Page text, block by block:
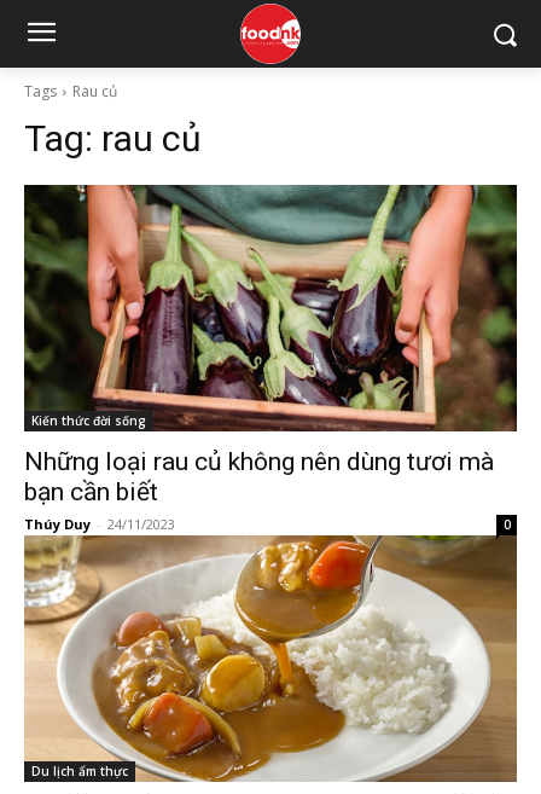
Tags Rau củ
Tag: rau củ
Kiến thức đời sống
Những loại rau củ không nên dùng tươi mà
bạn cần biết
Thúy Duy - 24/11/2023 0
Du lịch ẩm thực